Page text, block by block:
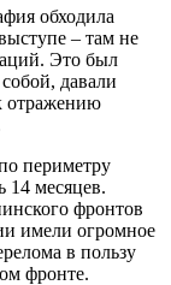
обходила
– там не
Это был
давали
отражению
периметру
14 месяцев.
фронтов
имели огромное
в пользу
фронте.